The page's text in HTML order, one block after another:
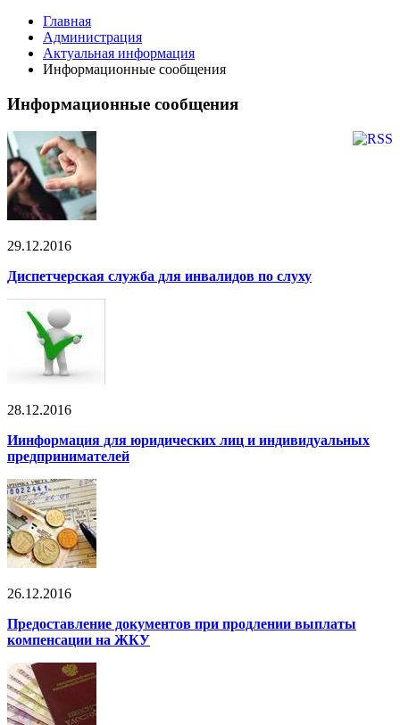
Главная
Администрация
Актуальная информация
Информационные сообщения
Информационные сообщения
29.12.2016
Диспетчерская служба для инвалидов по слуху
28.12.2016
Иинформация для юридических лиц и индивидуальных
предпринимателей
26.12.2016
Предоставление документов при продлении выплаты
компенсации на ЖКУ